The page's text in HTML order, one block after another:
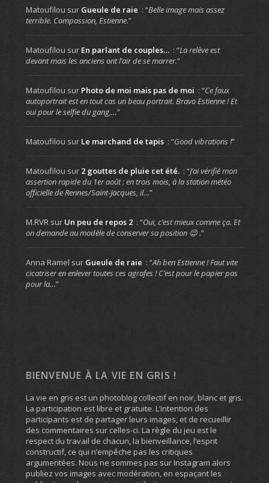
Matoufilou sur Gueule de raie : “Belle image mais assez
terrible. Compassion, Estienne.”
Matoufilou sur En parlant de couples… : “La relève est
devant mais les anciens ont l’air de se marrer.”
Matoufilou sur Photo de moi mais pas de moi : “Ce faux
autoportrait est en tout cas un beau portrait. Bravo Estienne ! Et
oui pour le selfie du gang,…”
Matoufilou sur Le marchand de tapis : “Good vibrations !”
Matoufilou sur 2 gouttes de pluie cet été. : “J’ai vérifié mon
assertion rapide du 1er août : en trois mois, à la station météo
officielle de Rennes/Saint-Jacques, il…”
M.RVRsur Un peu de repos 2 : “Oui, c’est mieux comme ça. Et
on demande au modèle de conserver sa position 😉 .”
Anna Ramel sur Gueule de raie : “Ah ben Estienne ! Faut vite
cicatriser en enlever toutes ces agrafes ! C’est pour le papier pas
pour la…”
BIENVENUE À LA VIE EN GRIS !
La vie en gris est un photoblog collectif en noir, blanc et gris.
La participation est libre et gratuite. L’intention des
participants est de partager leurs images, et de recueillir
des commentaires sur celles-ci. La règle du jeu est le
respect du travail de chacun, la bienveillance, l’esprit
constructif, ce qui n’empêche pas les critiques
argumentées. Nous ne sommes pas sur Instagram alors
publiez vos images avec modération, en espaçant les